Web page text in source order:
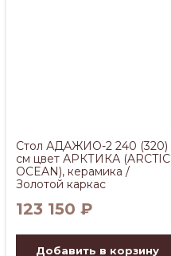
Стол АДАЖИО-2 240 (320)
см цвет АРКТИКА (ARCTIC
OCEAN), керамика /
Золотой каркас
123 150 ₽
Добавить в корзину